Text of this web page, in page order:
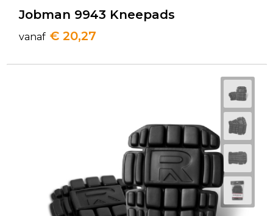
Jobman 9943 Kneepads
vanaf € 20,27